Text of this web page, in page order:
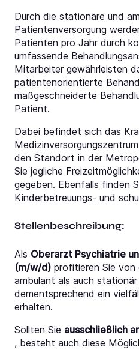
Durch die stationäre und
Patientenversorgung
Patienten pro Jahr durch
umfassende
Mitarbeiter gewährleisten
patientenorientierte
maßgeschneiderte
Patient.
Dabei befindet sich das
den Standort in der
Sie jegliche
gegeben. Ebenfalls finden
Kinderbetreuungs- und
Stellenbeschreibung:
Als Oberarzt Psychiatrie
(m/w/d) profitieren Sie
ambulant als auch
dementsprechend ein
erhalten.
Sollten Sie ausschließlich
, besteht auch diese